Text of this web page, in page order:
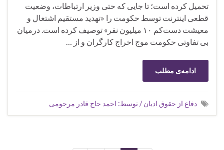
تحمیل کرده است؛ تا جایی که حتی وزیر ارتباطات، وضعیت
قطعی اینترنت توسط حکومت را «تهدید مستقیم اشتغال و
معیشت دست‌کم ۱۰ میلیون نفر» توصیف کرده است. درمیان
بی تفاوتی حکومت موج اخراج کارگران و از …
ادامه‌ی مطلب
دفاع از حقوق ادیان / توسط: احمد حاج قادر مرحومی